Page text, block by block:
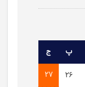
پ
ج
26
27